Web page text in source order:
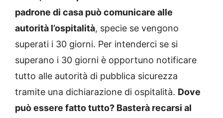
padrone di casa può comunicare alle
autorità l’ospitalità, specie se vengono
superati i 30 giorni. Per intenderci se si
superano i 30 giorni è opportuno notificare
tutto alle autorità di pubblica sicurezza
tramite una dichiarazione di ospitalità. Dove
può essere fatto tutto? Basterà recarsi al